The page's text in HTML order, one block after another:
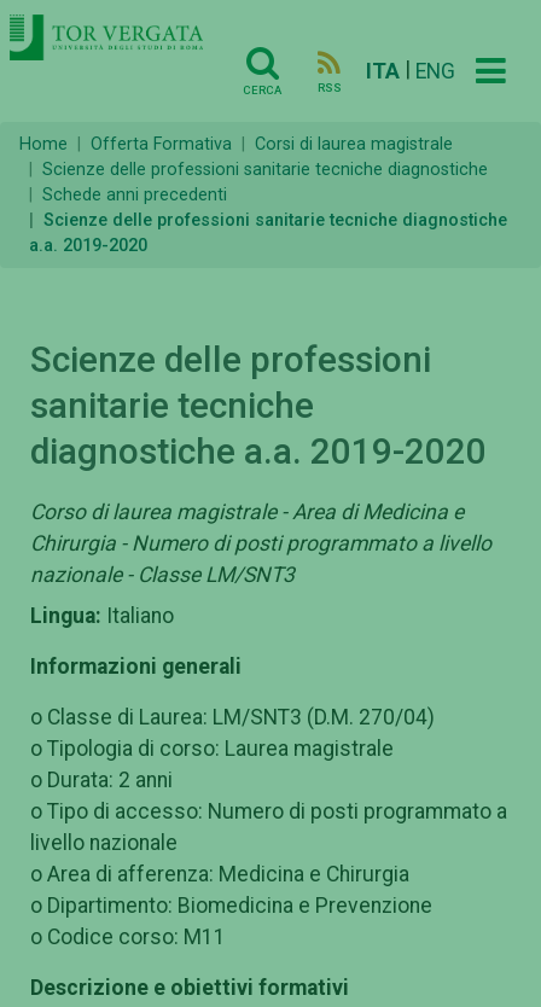
CERCA RSS
ITA ENG
Home Offerta Formativa
Corsi di laurea magistrale
Scienze delle professioni sanitarie tecniche diagnostiche
Schede anni precedenti
Scienze delle professioni sanitarie tecniche diagnostiche
a.a. 2019-2020
Scienze delle professioni
sanitarie tecniche
diagnostiche a.a. 2019-2020
Corso di laurea magistrale - Area di Medicina e
Chirurgia - Numero di posti programmato a livello
nazionale - Classe LM/SNT3
Lingua: Italiano
Informazioni generali
o Classe di Laurea: LM/SNT3 (D.M. 270/04)
o Tipologia di corso: Laurea magistrale
o Durata: 2 anni
o Tipo di accesso: Numero di posti programmato a
livello nazionale
o Area di afferenza: Medicina e Chirurgia
o Dipartimento: Biomedicina e Prevenzione
o Codice corso: M11
Descrizione e obiettivi formativi